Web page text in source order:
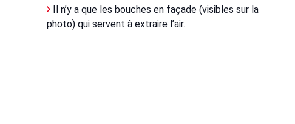
Il n’y a que les bouches en façade (visibles sur la
photo) qui servent à extraire l’air.